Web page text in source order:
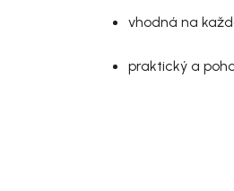
vhodná na
praktický a